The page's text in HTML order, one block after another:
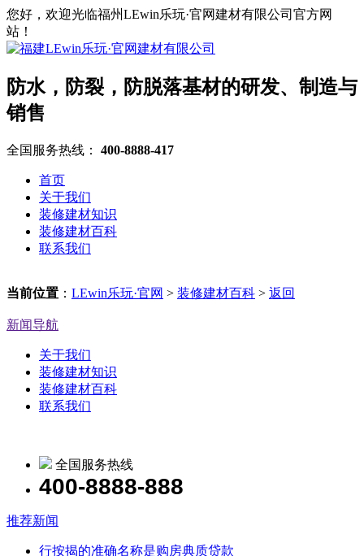
您好，欢迎光临福州LEwin乐玩·官网建材有限公司官方网
站！
防水，防裂，防脱落基材的研发、制造与
销售
全国服务热线： 400-8888-417
首页
关于我们
装修建材知识
装修建材百科
联系我们
当前位置 ： LEwin乐玩·官网 > 装修建材百科 > 返回
新闻导航
关于我们
装修建材知识
装修建材百科
联系我们
全国服务热线
400-8888-888
推荐新闻
行按揭的准确名称是购房典质贷款